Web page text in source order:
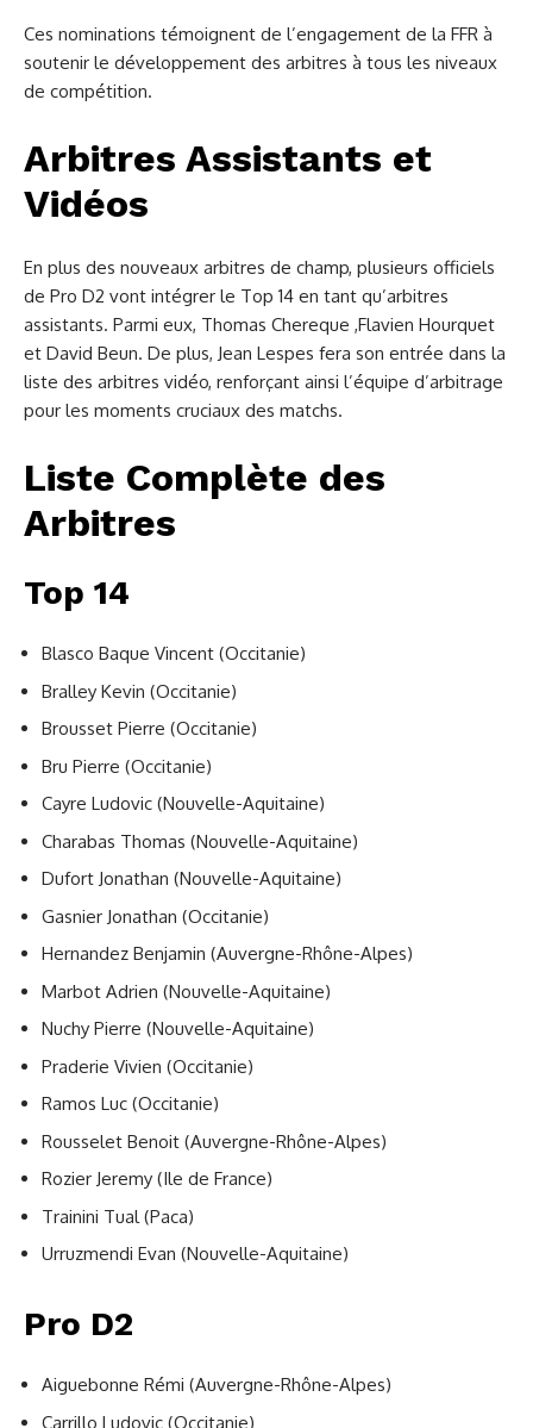
Ces nominations témoignent de l’engagement de la FFR à
soutenir le développement des arbitres à tous les niveaux
de compétition.
Arbitres Assistants et
Vidéos
En plus des nouveaux arbitres de champ, plusieurs officiels
de Pro D2 vont intégrer le Top 14 en tant qu’arbitres
assistants. Parmi eux, Thomas Chereque ,Flavien Hourquet
et David Beun. De plus, Jean Lespes fera son entrée dans la
liste des arbitres vidéo, renforçant ainsi l’équipe d’arbitrage
pour les moments cruciaux des matchs.
Liste Complète des
Arbitres
Top 14
Blasco Baque Vincent (Occitanie)
Bralley Kevin (Occitanie)
Brousset Pierre (Occitanie)
Bru Pierre (Occitanie)
Cayre Ludovic (Nouvelle-Aquitaine)
Charabas Thomas (Nouvelle-Aquitaine)
Dufort Jonathan (Nouvelle-Aquitaine)
Gasnier Jonathan (Occitanie)
Hernandez Benjamin (Auvergne-Rhône-Alpes)
Marbot Adrien (Nouvelle-Aquitaine)
Nuchy Pierre (Nouvelle-Aquitaine)
Praderie Vivien (Occitanie)
Ramos Luc (Occitanie)
Rousselet Benoit (Auvergne-Rhône-Alpes)
Rozier Jeremy (Ile de France)
Trainini Tual (Paca)
Urruzmendi Evan (Nouvelle-Aquitaine)
Pro D2
Aiguebonne Rémi (Auvergne-Rhône-Alpes)
Carrillo Ludovic (Occitanie)